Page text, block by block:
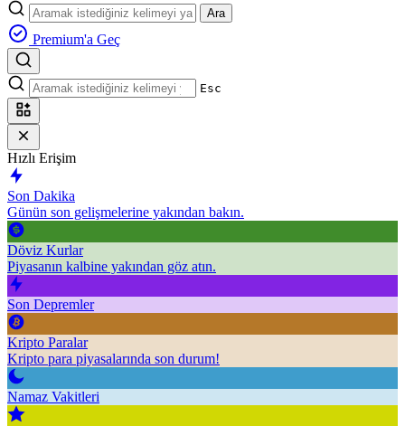
Ara
Premium'a Geç
Esc
Hızlı Erişim
Son Dakika
Günün son gelişmelerine yakından bakın.
Döviz Kurlar
Piyasanın kalbine yakından göz atın.
Son Depremler
Kripto Paralar
Kripto para piyasalarında son durum!
Namaz Vakitleri